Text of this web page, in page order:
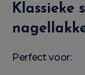
Klassieke
Perfect voor: